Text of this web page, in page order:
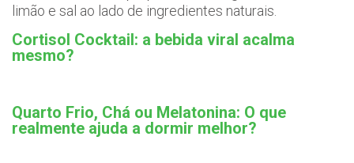
Cortisol Cocktail: a bebida viral acalma
mesmo?
Quarto Frio, Chá ou Melatonina: O que
realmente ajuda a dormir melhor?